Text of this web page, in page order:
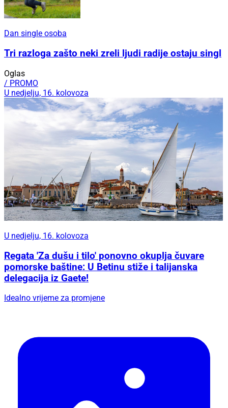
Dan single osoba
Tri razloga zašto neki zreli ljudi radije ostaju singl
Oglas
/ PROMO
U nedjelju, 16. kolovoza
U nedjelju, 16. kolovoza
Regata 'Za dušu i tilo' ponovno okuplja čuvare
pomorske baštine: U Betinu stiže i talijanska
delegacija iz Gaete!
Idealno vrijeme za promjene